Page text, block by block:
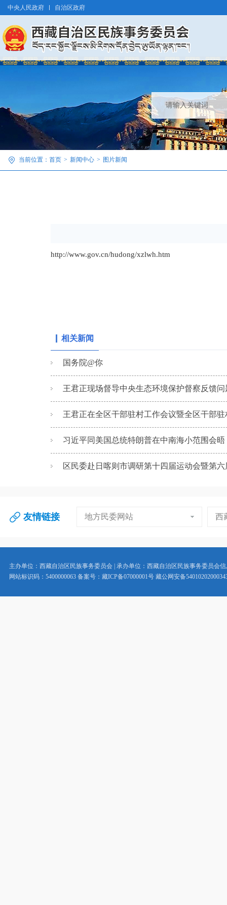
中央人民政府 自治区政府
当前位置： 首页 > 新闻中心 > 图片新闻
http://www.gov.cn/hudong/xzlwh.htm
相关新闻
国务院@你
王君正现场督导中央生态环境保护督察反馈
王君正在全区干部驻村工作会议暨全区干部
习近平同美国总统特朗普在中南海小范围会晤
区民委赴日喀则市调研第十四届运动会暨第
友情链接 地方民委网站 西
主办单位：西藏自治区民族事务委员会 | 承办单位：西藏自治区民族事务委员会
网站标识码：5400000063 备案号：藏ICP备07000001号 藏公网安备